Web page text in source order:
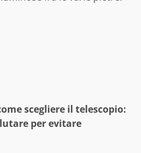
scegliere il telescopio:
per evitare